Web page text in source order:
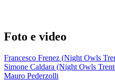
Foto e video
Francesco Frenez (Night Owls
Simone Caldara (Night Owls
Mauro Pederzolli